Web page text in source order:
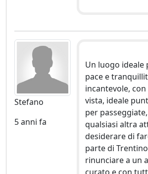
Stefano
5 anni fa
Un luogo ideale
pace e
incantevole,
vista, ideale
per
qualsiasi altra
desiderare di
parte di
rinunciare a un